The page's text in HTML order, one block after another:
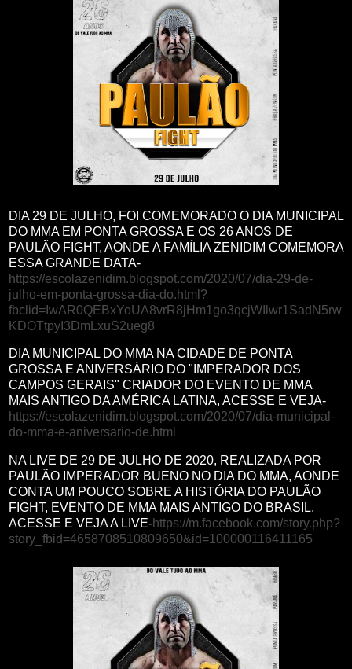
DIA 29 DE JULHO, FOI COMEMORADO O DIA MUNICIPAL
DO MMA EM PONTA GROSSA E OS 26 ANOS DE
PAULÃO FIGHT, AONDE A FAMÍLIA ZENIDIM COMEMORA
ESSA GRANDE DATA-
https://escolazenidim.blogspot.com/2020/07/dia-29-de-
julho-em-ponta-grossa-dia-do.html?
fbclid=IwAR0QEBxYoUA8vrR8jHm1go3qcjWIlwr1SadN5rw
KDOTtpyI3DmLxuS2ueg8
DIA MUNICIPAL DO MMA NA CIDADE DE PONTA
GROSSA E ANIVERSÁRIO DO "IMPERADOR DOS
CAMPOS GERAIS" CRIADOR DO EVENTO DE MMA
MAIS ANTIGO DA AMÉRICA LATINA, ACESSE E VEJA-
https://escolazenidim.blogspot.com/2020/07/dia-municipal-
do-mma-e-aniversario-de.html
NA LIVE DE 29 DE JULHO DE 2020, REALIZADA POR
PAULÃO IMPERADOR BUENO NO DIA DO MMA, AONDE
CONTA UM POUCO SOBRE A HISTÓRIA DO PAULÃO
FIGHT, EVENTO DE MMA MAIS ANTIGO DO BRASIL,
ACESSE E VEJA A LIVE-https://m.facebook.com/story.php?
story_fbid=4658708510809650&id=100000116411165